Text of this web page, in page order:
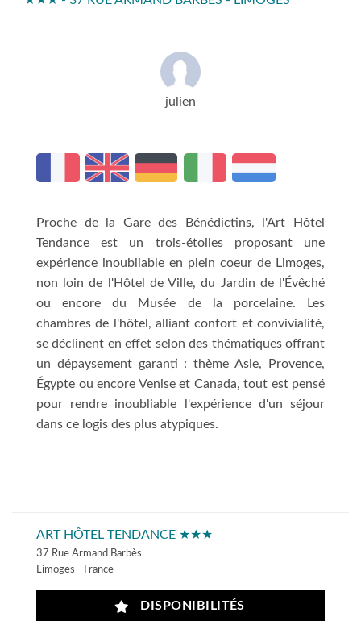
julien
Proche de la Gare des Bénédictins, l'Art Hôtel
Tendance est un trois-étoiles proposant une
expérience inoubliable en plein coeur de Limoges,
non loin de l'Hôtel de Ville, du Jardin de l'Évêché
ou encore du Musée de la porcelaine. Les
chambres de l'hôtel, alliant confort et convivialité,
se déclinent en effet selon des thématiques offrant
un dépaysement garanti : thème Asie, Provence,
Égypte ou encore Venise et Canada, tout est pensé
pour rendre inoubliable l'expérience d'un séjour
dans ce logis des plus atypiques.
ART HÔTEL TENDANCE ★★★
37 Rue Armand Barbès
Limoges - France
DISPONIBILITÉS